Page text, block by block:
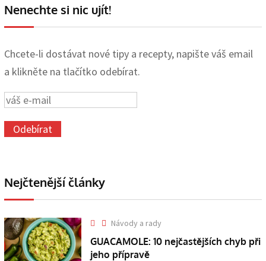
Nenechte si nic ujít!
Chcete-li dostávat nové tipy a recepty, napište váš email
a klikněte na tlačítko odebírat.
Nejčtenější články
Návody a rady
GUACAMOLE: 10 nejčastějších chyb při
jeho přípravě